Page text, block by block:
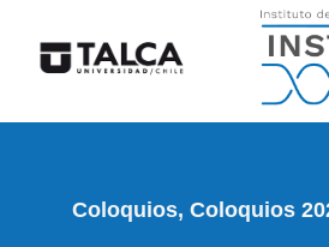
Coloquios, Coloquios